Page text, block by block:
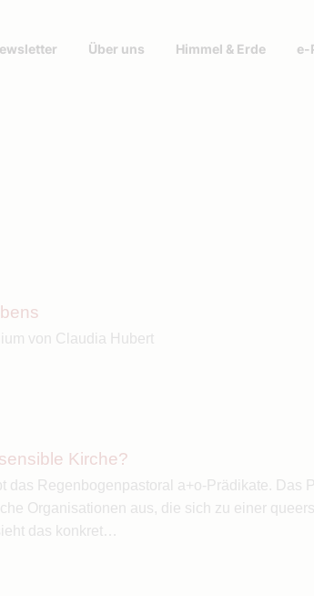
Über uns Himmel & Erde e-
von Claudia Hubert
Kirche?
das Regenbogenpastoral a+o-Prädikate. Das
Organisationen aus, die sich zu einer
das konkret…